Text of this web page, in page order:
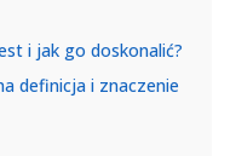
i jak go doskonalić?
definicja i znaczenie